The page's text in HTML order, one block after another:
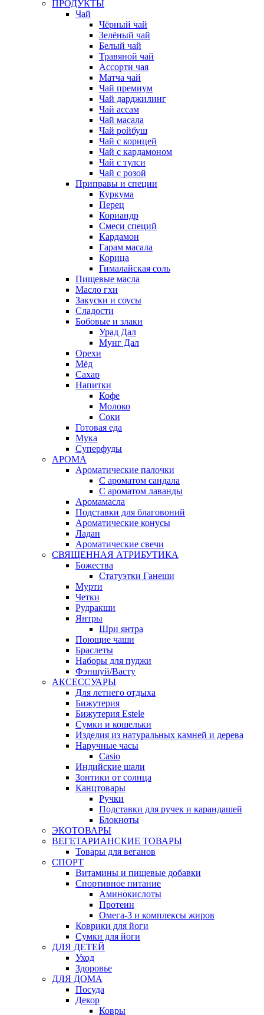
ПРОДУКТЫ
Чай
Чёрный чай
Зелёный чай
Белый чай
Травяной чай
Ассорти чая
Матча чай
Чай премиум
Чай дарджилинг
Чай ассам
Чай масала
Чай ройбуш
Чай с корицей
Чай с кардамоном
Чай с тулси
Чай с розой
Приправы и специи
Куркума
Перец
Кориандр
Смеси специй
Кардамон
Гарам масала
Корица
Гималайская соль
Пищевые масла
Масло гхи
Закуски и соусы
Сладости
Бобовые и злаки
Урад Дал
Мунг Дал
Орехи
Мёд
Сахар
Напитки
Кофе
Молоко
Соки
Готовая еда
Мука
Суперфуды
АРОМА
Ароматические палочки
С ароматом сандала
С ароматом лаванды
Аромамасла
Подставки для благовоний
Ароматические конусы
Ладан
Ароматические свечи
СВЯЩЕННАЯ АТРИБУТИКА
Божества
Статуэтки Ганеши
Мурти
Четки
Рудракши
Янтры
Шри янтра
Поющие чаши
Браслеты
Наборы для пуджи
Фэншуй/Васту
АКСЕССУАРЫ
Для летнего отдыха
Бижутерия
Бижутерия Estele
Сумки и кошельки
Изделия из натуральных камней и дерева
Наручные часы
Casio
Индийские шали
Зонтики от солнца
Канцтовары
Ручки
Подставки для ручек и карандашей
Блокноты
ЭКОТОВАРЫ
ВЕГЕТАРИАНСКИЕ ТОВАРЫ
Товары для веганов
СПОРТ
Витамины и пищевые добавки
Спортивное питание
Аминокислоты
Протеин
Омега-3 и комплексы жиров
Коврики для йоги
Сумки для йоги
ДЛЯ ДЕТЕЙ
Уход
Здоровье
ДЛЯ ДОМА
Посуда
Декор
Ковры